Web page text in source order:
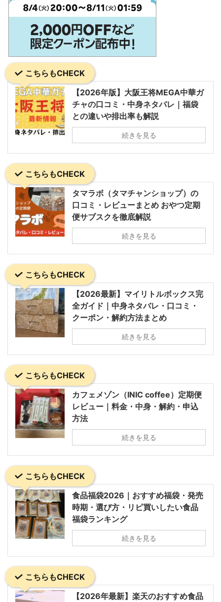
こちらもCHECK
【2026年版】大阪王将MEGA中華ガ
チャの口コミ・中身ネタバレ｜福袋
との違いや排出率も解説
続きを見る
こちらもCHECK
タマラボ（タマチャンショップ）の
口コミ・レビューまとめ おやつ定期
便サブスクを徹底解説
続きを見る
こちらもCHECK
【2026最新】マイリトルボックス完
全ガイド｜中身ネタバレ・口コミ・
クーポン・解約方法まとめ
続きを見る
こちらもCHECK
カフェメゾン（INIC coffee）定期便
レビュー｜料金・中身・解約・申込
方法
続きを見る
こちらもCHECK
食品福袋2026｜おすすめ福袋・発売
時期・選び方・リピ買いしたい食品
福袋ランキング
続きを見る
こちらもCHECK
【2026年最新】楽天のおすすめ食品